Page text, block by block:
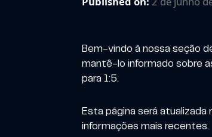
Bem-vindo à nossa seção
mantê-lo informado sobre
para 1:5.
Esta página será
informações mais recentes.